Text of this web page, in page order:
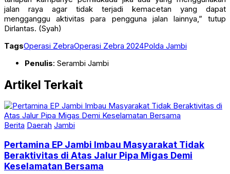
jalan raya agar tidak terjadi kemacetan yang dapat
mengganggu aktivitas para pengguna jalan lainnya,” tutup
Dirlantas. (Syah)
TagsOperasi ZebraOperasi Zebra 2024Polda Jambi
Penulis: Serambi Jambi
Artikel Terkait
Berita Daerah Jambi
Pertamina EP Jambi Imbau Masyarakat Tidak
Beraktivitas di Atas Jalur Pipa Migas Demi
Keselamatan Bersama